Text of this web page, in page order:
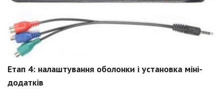
Етап 4: налаштування оболонки і установка міні-
додатків